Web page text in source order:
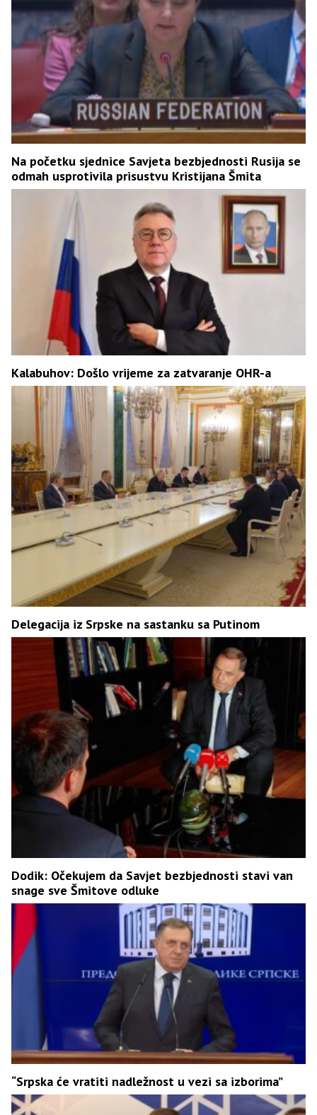
Na početku sjednice Savjeta bezbjednosti Rusija se
odmah usprotivila prisustvu Kristijana Šmita
Kalabuhov: Došlo vrijeme za zatvaranje OHR-a
Delegacija iz Srpske na sastanku sa Putinom
Dodik: Očekujem da Savjet bezbjednosti stavi van
snage sve Šmitove odluke
“Srpska će vratiti nadležnost u vezi sa izborima”